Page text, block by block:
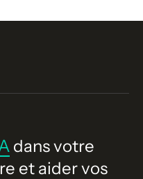
dans votre
et aider vos